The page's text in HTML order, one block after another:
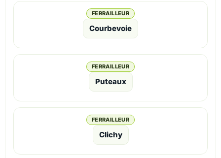
FERRAILLEUR
Courbevoie
FERRAILLEUR
Puteaux
FERRAILLEUR
Clichy